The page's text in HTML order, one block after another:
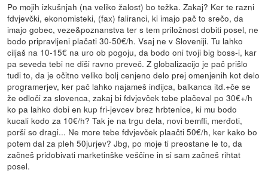
Po mojih izkušnjah (na veliko žalost) bo težka. Zakaj? Ker te razni
fdvjevčki, ekonomisteki, (fax) faliranci, ki imajo pač to srečo, da
imajo gobec, veze&poznanstva ter s tem priložnost dobiti posel, ne
bodo pripravljeni plačati 30-50€/h. Vsaj ne v Sloveniji. Tu lahko
ciljaš na 10-15€ na uro ob pogoju, da bodo oni tvoji big boss-i, kar
pa seveda tebi ne diši ravno preveč. Z globalizacijo je pač prišlo
tudi to, da je očitno veliko bolj cenjeno delo prej omenjenih kot delo
programerjev, ker pač lahko najameš indijca, balkanca itd.+če se
že odloči za slovenca, zakaj bi fdvjevček tebe plačeval po 30€+/h
ko pa lahko dobi en kup fri-jevcev brez hrbtenice, ki mu bodo
kucali kodo za 10€/h? Tak je na trgu dela, novi bemfli, merđoti,
porši so dragi... Ne more tebe fdvjevček plaačti 50€/h, ker kako bo
potem dal za pleh 50jurjev? Jbg, po moje ti preostane le to, da
začneš pridobivati marketinške veščine in si sam začneš rihtat
posel.